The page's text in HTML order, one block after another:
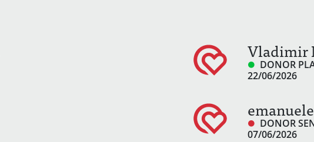
Vladimir
DONOR
22/06/2026
DONOR
07/06/2026